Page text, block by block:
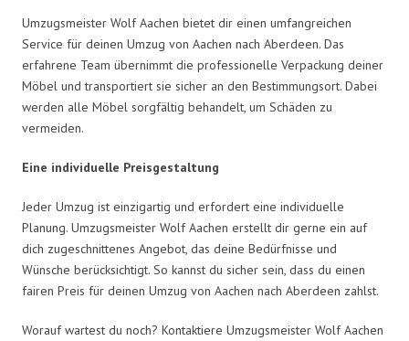
Umzugsmeister Wolf Aachen bietet dir einen umfangreichen
Service für deinen Umzug von Aachen nach Aberdeen. Das
erfahrene Team übernimmt die professionelle Verpackung deiner
Möbel und transportiert sie sicher an den Bestimmungsort. Dabei
werden alle Möbel sorgfältig behandelt, um Schäden zu
vermeiden.
Eine individuelle Preisgestaltung
Jeder Umzug ist einzigartig und erfordert eine individuelle
Planung. Umzugsmeister Wolf Aachen erstellt dir gerne ein auf
dich zugeschnittenes Angebot, das deine Bedürfnisse und
Wünsche berücksichtigt. So kannst du sicher sein, dass du einen
fairen Preis für deinen Umzug von Aachen nach Aberdeen zahlst.
Worauf wartest du noch? Kontaktiere Umzugsmeister Wolf Aachen